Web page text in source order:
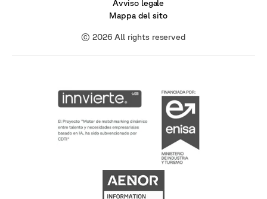
Avviso legale
Mappa del sito
© 2026 All rights reserved